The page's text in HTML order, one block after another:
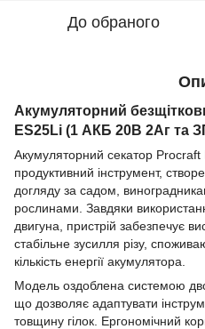
До обраного
Акумуляторний
ES25Li (1 АКБ 20В 2Аг та
Акумуляторний секатор
продуктивний інструмент,
догляду за садом,
рослинами. Завдяки
двигуна, пристрій забезпечує
стабільне зусилля різу,
кількість енергії акумулятора.
Модель оздоблена системою
що дозволяє адаптувати
товщину гілок. Ергономічний